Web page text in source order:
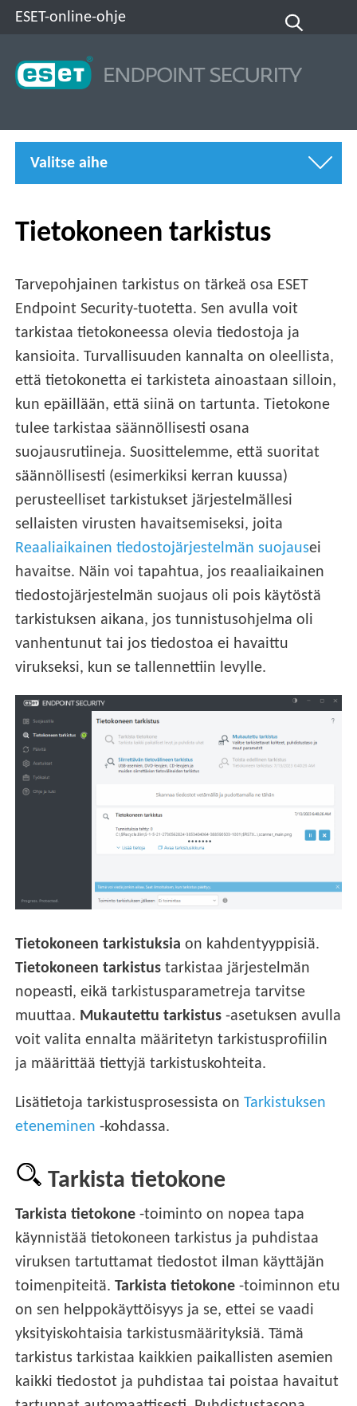
ESET-online-ohje
Valitse aihe
Tietokoneen tarkistus
Tarvepohjainen tarkistus on tärkeä osa ESET
Endpoint Security-tuotetta. Sen avulla voit
tarkistaa tietokoneessa olevia tiedostoja ja
kansioita. Turvallisuuden kannalta on oleellista,
että tietokonetta ei tarkisteta ainoastaan silloin,
kun epäillään, että siinä on tartunta. Tietokone
tulee tarkistaa säännöllisesti osana
suojausrutiineja. Suosittelemme, että suoritat
säännöllisesti (esimerkiksi kerran kuussa)
perusteelliset tarkistukset järjestelmällesi
sellaisten virusten havaitsemiseksi, joita
Reaaliaikainen tiedostojärjestelmän suojausei
havaitse. Näin voi tapahtua, jos reaaliaikainen
tiedostojärjestelmän suojaus oli pois käytöstä
tarkistuksen aikana, jos tunnistusohjelma oli
vanhentunut tai jos tiedostoa ei havaittu
virukseksi, kun se tallennettiin levylle.
Tietokoneen tarkistuksia on kahdentyyppisiä.
Tietokoneen tarkistus tarkistaa järjestelmän
nopeasti, eikä tarkistusparametreja tarvitse
muuttaa. Mukautettu tarkistus -asetuksen avulla
voit valita ennalta määritetyn tarkistusprofiilin
ja määrittää tiettyjä tarkistuskohteita.
Lisätietoja tarkistusprosessista onTarkistuksen
eteneminen -kohdassa.
Tarkista tietokone
Tarkista tietokone -toiminto on nopea tapa
käynnistää tietokoneen tarkistus ja puhdistaa
viruksen tartuttamat tiedostot ilman käyttäjän
toimenpiteitä.Tarkista tietokone -toiminnon etu
on sen helppokäyttöisyys ja se, ettei se vaadi
yksityiskohtaisia tarkistusmäärityksiä. Tämä
tarkistus tarkistaa kaikkien paikallisten asemien
kaikki tiedostot ja puhdistaa tai poistaa havaitut